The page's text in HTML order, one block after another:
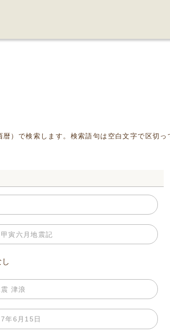
）で検索します。検索語句は空白文字で区切